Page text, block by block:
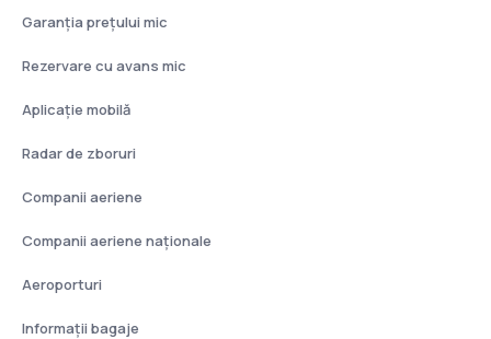
Garanția prețului mic
Rezervare cu avans mic
Aplicație mobilă
Radar de zboruri
Companii aeriene
Companii aeriene naţionale
Aeroporturi
Informații bagaje